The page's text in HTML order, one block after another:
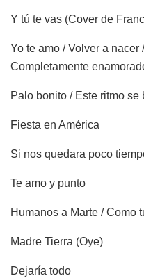
Y tú te vas (Cover de
Yo te amo / Volver a nacer
Completamente
Palo bonito / Este ritmo se
Fiesta en América
Si nos quedara poco
Te amo y punto
Humanos a Marte / Como
Madre Tierra (Oye)
Dejaría todo